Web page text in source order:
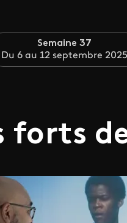
Semaine 37
Du 6 au 12 septembre 2025
forts